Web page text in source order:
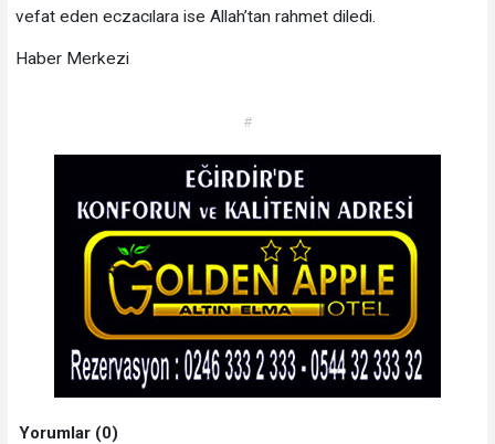
vefat eden eczacılara ise Allah’tan rahmet diledi.
Haber Merkezi
#
Yorumlar (0)